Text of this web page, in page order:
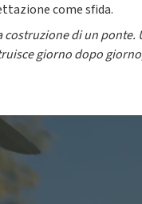
come sfida.
costruzione di un
giorno dopo